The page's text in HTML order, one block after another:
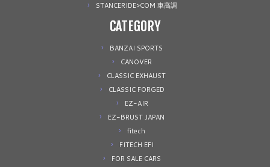
STANCERIDE>COM 車高調
CATEGORY
BANZAI SPORTS
CANOVER
CLASSIC EXHAUST
CLASSIC FORGED
EZ-AIR
EZ-BRUST JAPAN
fitech
FITECH EFI
FOR SALE CARS